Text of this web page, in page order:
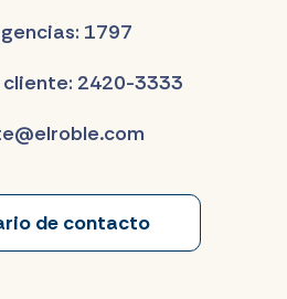
1797
cliente: 2420-3333
de contacto